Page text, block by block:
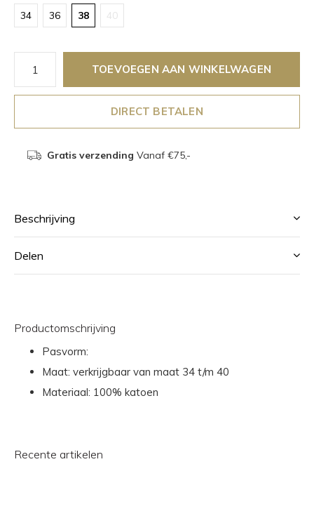
34 36 38 40
TOEVOEGEN AAN WINKELWAGEN
DIRECT BETALEN
Gratis verzending Vanaf €75,-
Beschrijving
Delen
Productomschrijving
Pasvorm:
Maat: verkrijgbaar van maat 34 t/m 40
Materiaal: 100% katoen
Recente artikelen